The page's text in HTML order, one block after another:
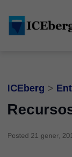
main
content
footer
ICEberg >
Posted 21 gener,